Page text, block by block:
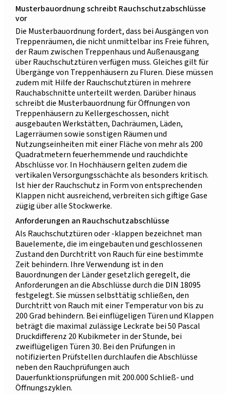
Musterbauordnung schreibt Rauchschutzabschlüsse
vor
Die Musterbauordnung fordert, dass bei Ausgängen von
Treppenräumen, die nicht unmittelbar ins Freie führen,
der Raum zwischen Treppenhaus und Außenausgang
über Rauchschutztüren verfügen muss. Gleiches gilt für
Übergänge von Treppenhäusern zu Fluren. Diese müssen
zudem mit Hilfe der Rauchschutztüren in mehrere
Rauchabschnitte unterteilt werden. Darüber hinaus
schreibt die Musterbauordnung für Öffnungen von
Treppenhäusern zu Kellergeschossen, nicht
ausgebauten Werkstätten, Dachräumen, Läden,
Lagerräumen sowie sonstigen Räumen und
Nutzungseinheiten mit einer Fläche von mehr als 200
Quadratmetern feuerhemmende und rauchdichte
Abschlüsse vor. In Hochhäusern gelten zudem die
vertikalen Versorgungsschächte als besonders kritisch.
Ist hier der Rauchschutz in Form von entsprechenden
Klappen nicht ausreichend, verbreiten sich giftige Gase
zügig über alle Stockwerke.
Anforderungen an Rauchschutzabschlüsse
Als Rauchschutztüren oder -klappen bezeichnet man
Bauelemente, die im eingebauten und geschlossenen
Zustand den Durchtritt von Rauch für eine bestimmte
Zeit behindern. Ihre Verwendung ist in den
Bauordnungen der Länder gesetzlich geregelt, die
Anforderungen an die Abschlüsse durch die DIN 18095
festgelegt. Sie müssen selbsttätig schließen, den
Durchtritt von Rauch mit einer Temperatur von bis zu
200 Grad behindern. Bei einflügeligen Türen und Klappen
beträgt die maximal zulässige Leckrate bei 50 Pascal
Druckdifferenz 20 Kubikmeter in der Stunde, bei
zweiflügeligen Türen 30. Bei den Prüfungen in
notifizierten Prüfstellen durchlaufen die Abschlüsse
neben den Rauchprüfungen auch
Dauerfunktionsprüfungen mit 200.000 Schließ- und
Öffnungszyklen.